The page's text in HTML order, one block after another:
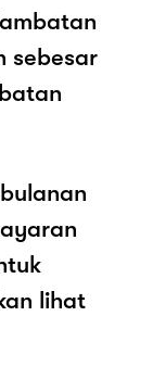
sebesar
lihat